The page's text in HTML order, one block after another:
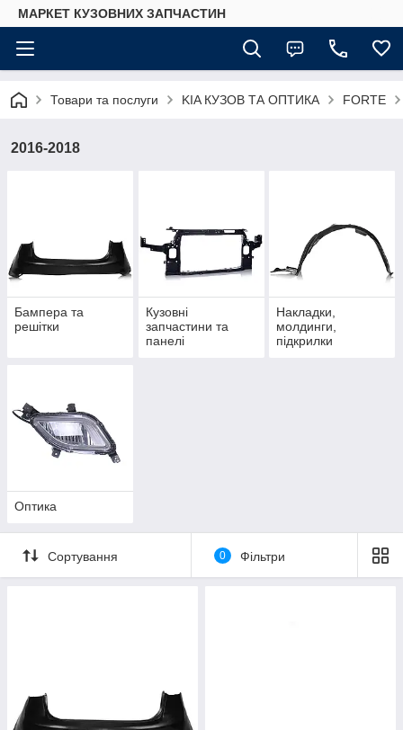
МАРКЕТ КУЗОВНИХ ЗАПЧАСТИН
Товари та послуги KIA КУЗОВ ТА ОПТИКА FORTE
2016-2018
Бампера та
решітки
Кузовні
запчастини та
панелі
Накладки,
молдинги,
підкрилки
Оптика
Сортування 0 Фільтри